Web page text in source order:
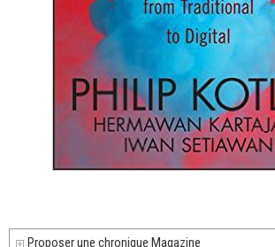
Proposer une chronique Magazine